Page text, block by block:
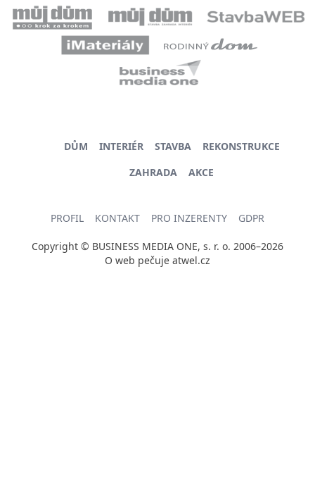
DŮM INTERIÉR STAVBA
REKONSTRUKCE
ZAHRADA
AKCE
PROFIL KONTAKT PRO INZERENTY GDPR
Copyright © BUSINESS MEDIA ONE, s. r. o. 2006–2026